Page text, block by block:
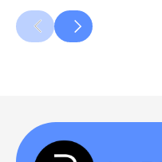
PRÉCÉDENT
SUIVANT